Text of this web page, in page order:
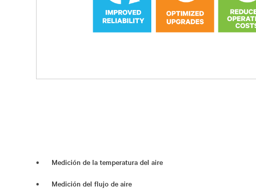
Medición de la temperatura del aire
Medición del flujo de aire